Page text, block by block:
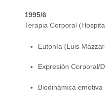
1995/6
Terapia Corporal
Eutonía (Luis
Expresión Corporal/
Biodinámica emotiva